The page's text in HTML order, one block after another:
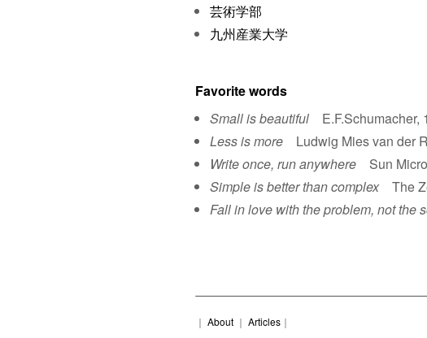
芸術学部
九州産業大学
Favorite words
Small is beautifulE.F.Schumacher,
Less is moreLudwig Mies van der
Write once, run anywhereSun
Simple is better than complexThe
Fall in love with the problem, not the
｜ About ｜ Articles ｜